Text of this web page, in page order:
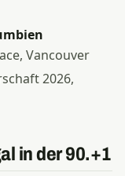
Vancouver
2026,
in der 90.+1